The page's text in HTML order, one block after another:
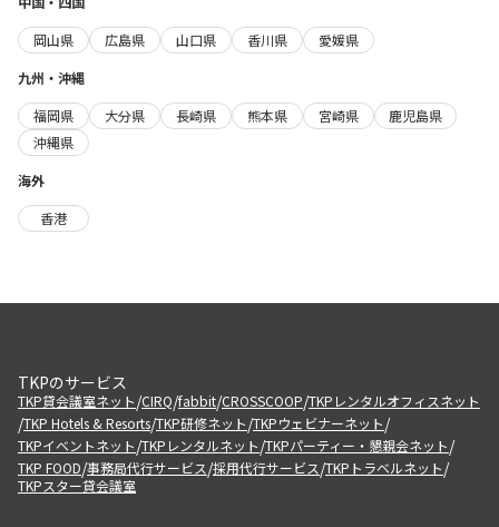
岡山県
広島県 山口県 香川県
愛媛県
九州・沖縄
福岡県
大分県 長崎県 熊本県 宮崎県
鹿児島県
沖縄県
海外
香港
TKPのサービス
TKP貸会議室ネット/CIRQ/fabbit/CROSSCOOP/TKPレンタルオフィスネット
/TKP Hotels & Resorts/TKP研修ネット/TKPウェビナーネット/
TKPイベントネット/TKPレンタルネット/TKPパーティー・懇親会ネット/
TKP FOOD/事務局代行サービス/採用代行サービス/TKPトラベルネット/
TKPスター貸会議室